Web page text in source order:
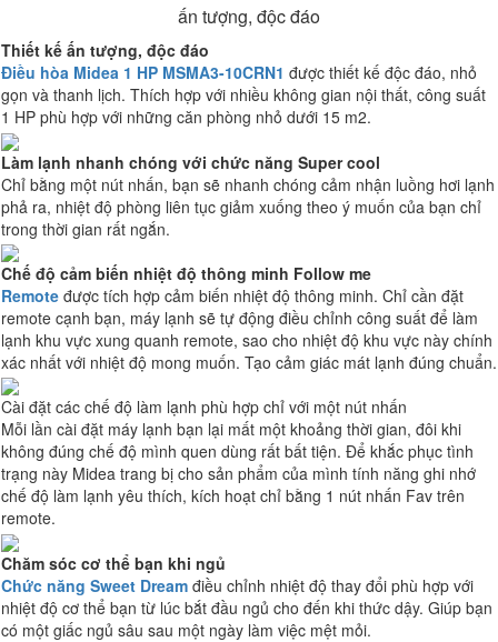
ấn tượng, độc đáo
Thiết kế ấn tượng, độc đáo
Điều hòa Midea 1 HP MSMA3-10CRN1 được thiết kế độc đáo, nhỏ
gọn và thanh lịch. Thích hợp với nhiều không gian nội thất, công suất
1 HP phù hợp với những căn phòng nhỏ dưới 15 m2.
Làm lạnh nhanh chóng với chức năng Super cool
Chỉ bằng một nút nhấn, bạn sẽ nhanh chóng cảm nhận luồng hơi lạnh
phả ra, nhiệt độ phòng liên tục giảm xuống theo ý muốn của bạn chỉ
trong thời gian rất ngắn.
Chế độ cảm biến nhiệt độ thông minh Follow me
Remote được tích hợp cảm biến nhiệt độ thông minh. Chỉ cần đặt
remote cạnh bạn, máy lạnh sẽ tự động điều chỉnh công suất để làm
lạnh khu vực xung quanh remote, sao cho nhiệt độ khu vực này chính
xác nhất với nhiệt độ mong muốn. Tạo cảm giác mát lạnh đúng chuẩn.
Cài đặt các chế độ làm lạnh phù hợp chỉ với một nút nhấn
Mỗi lần cài đặt máy lạnh bạn lại mất một khoảng thời gian, đôi khi
không đúng chế độ mình quen dùng rất bất tiện. Để khắc phục tình
trạng này Midea trang bị cho sản phẩm của mình tính năng ghi nhớ
chế độ làm lạnh yêu thích, kích hoạt chỉ bằng 1 nút nhấn Fav trên
remote.
Chăm sóc cơ thể bạn khi ngủ
Chức năng Sweet Dream điều chỉnh nhiệt độ thay đổi phù hợp với
nhiệt độ cơ thể bạn từ lúc bắt đầu ngủ cho đến khi thức dậy. Giúp bạn
có một giấc ngủ sâu sau một ngày làm việc mệt mỏi.